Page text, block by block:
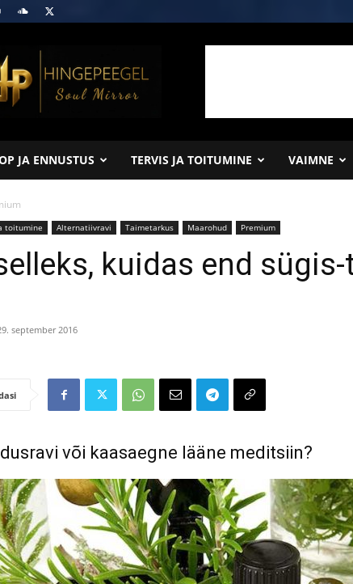
JA ENNUSTUS TERVIS JA TOITUMINE VAIMNE
toitumine Alternatiivravi Taimetarkus Maarohud Premium
kuidas end
september 2016
või kaasaegne lääne meditsiin?